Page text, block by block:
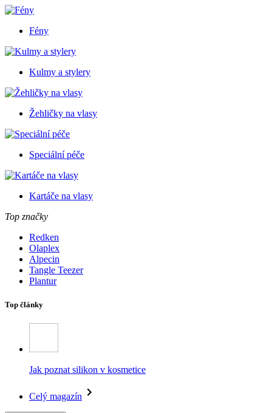
Fény
Kulmy a stylery
Žehličky na vlasy
Speciální péče
Kartáče na vlasy
Top značky
Redken
Olaplex
Alpecin
Tangle Teezer
Plantur
Top články
Jak poznat silikon v kosmetice
Celý magazín